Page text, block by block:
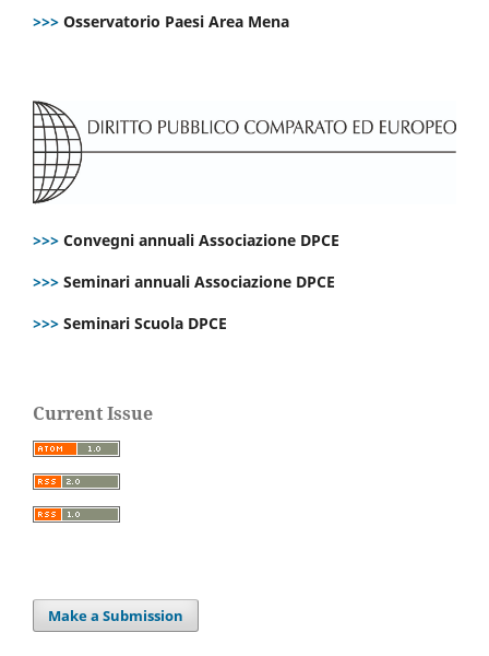
>>> Osservatorio Paesi Area Mena
>>> Convegni annuali Associazione DPCE
>>> Seminari annuali Associazione DPCE
>>> Seminari Scuola DPCE
Current Issue
Make a Submission